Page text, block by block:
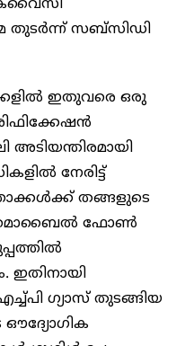
തുടർന്ന് സബ്‌സിഡി
ഇതുവരെ ഒരു
നേരിട്ട്
തങ്ങളുടെ
മൊബൈൽ ഫോൺ
ഇതിനായി
ഗ്യാസ് തുടങ്ങിയ